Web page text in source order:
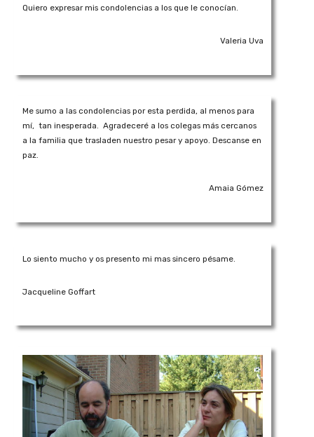
Quiero expresar mis condolencias a los que le conocían.
Valeria Uva
Me sumo a las condolencias por esta perdida, al menos para
mí, tan inesperada. Agradeceré a los colegas más cercanos
a la familia que trasladen nuestro pesar y apoyo. Descanse en
paz.
Amaia Gómez
Lo siento mucho y os presento mi mas sincero pésame.
Jacqueline Goffart